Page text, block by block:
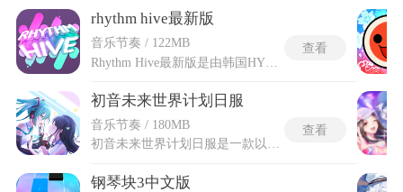
rhythm hive最新版
音乐节奏 / 122MB
查看
初音未来世界计划日服
音乐节奏 / 180MB
初音未来世界计划日服是一款以虚拟歌手为核心的音乐节奏手游，玩家将担任初音未来等偶像的经纪人，通过策划演唱会、制作音乐视频等多样企划提升她们的人气与知名度。初音未来缤纷世界围绕五组怀抱音乐梦想的少年少女展开，在因缘际会下踏入由心愿凝聚的虚拟世界，并在初音未来等伙伴的协助下探寻内心真正的愿望。玩家不仅能在节奏挑战中感受音乐魅力，还能介入角色之间的情感互动与故事演进。整套叙事采用全语音演绎，主线剧情按团体独立推进，每个团体的篇章都像一部完整连载的动画剧本。
查看
钢琴块3中文版